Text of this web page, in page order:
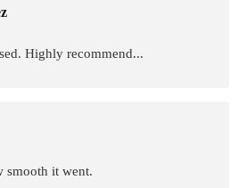
Highly recommend...
smooth it went.